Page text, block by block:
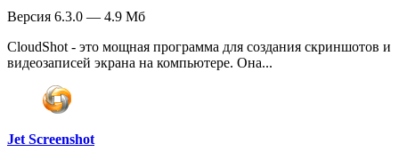
Версия 6.3.0 — 4.9 Мб
CloudShot - это мощная программа для создания скриншотов и
видеозаписей экрана на компьютере. Она...
Jet Screenshot